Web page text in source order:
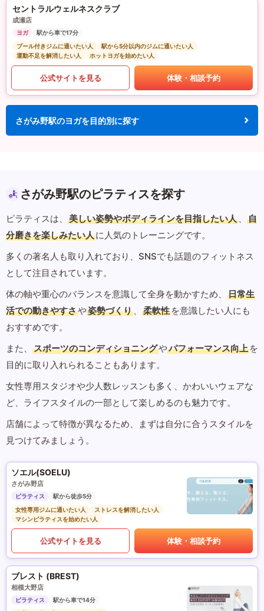
セントラルウェルネスクラブ
成瀬店
ヨガ
駅から車で17分
プール付きジムに通いたい人
駅から5分以内のジムに通いたい人
運動不足を解消したい人
ホットヨガを始めたい人
公式サイトを見る 体験・相談予約
さがみ野駅のヨガを目的別に探す
さがみ野駅のピラティスを探す
ピラティスは、 美しい姿勢やボディラインを目指したい人 、
自
分磨きを楽しみたい人に人気のトレーニングです。
多くの著名人も取り入れており、SNSでも話題のフィットネス
として注目されています。
体の軸や重心のバランスを意識して全身を動かすため、
日常生
活での動きやすさや姿勢づくり 、 柔軟性 を意識したい人にも
おすすめです。
また、
スポーツのコンディショニングやパフォーマンス向上 を
目的に取り入れられることもあります。
女性専用スタジオや少人数レッスンも多く、かわいいウェアな
ど、ライフスタイルの一部として楽しめるのも魅力です。
店舗によって特徴が異なるため、まずは自分に合うスタイルを
見つけてみましょう。
ソエル(SOELU)
さがみ野店
ピラティス
駅から徒歩5分
女性専用ジムに通いたい人
ストレスを解消したい人
マシンピラティスを始めたい人
公式サイトを見る 体験・相談予約
ブレスト (BREST)
相模大野店
ピラティス
駅から車で14分